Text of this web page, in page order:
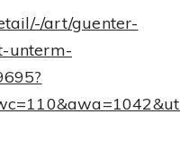
art/guenter-
unterm-